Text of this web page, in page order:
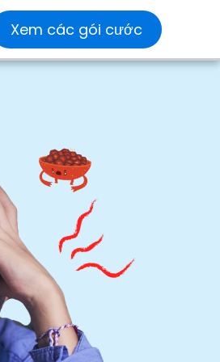
Xem các gói cước
cứu &
Nghiên
cứu
Tìm hiểu về
khoa học
đằng sau
Mightier .
Khám phá
cập nhật,
cuộc phỏng
vấn và
nhiều hơn